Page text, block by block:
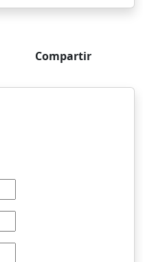
Compartir